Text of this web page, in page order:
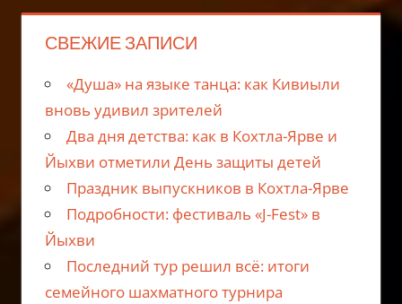
СВЕЖИЕ ЗАПИСИ
«Душа» на языке танца: как Кивиыли
вновь удивил зрителей
Два дня детства: как в Кохтла-Ярве и
Йыхви отметили День защиты детей
Праздник выпускников в Кохтла-Ярве
Подробности: фестиваль «J-Fest» в
Йыхви
Последний тур решил всё: итоги
семейного шахматного турнира